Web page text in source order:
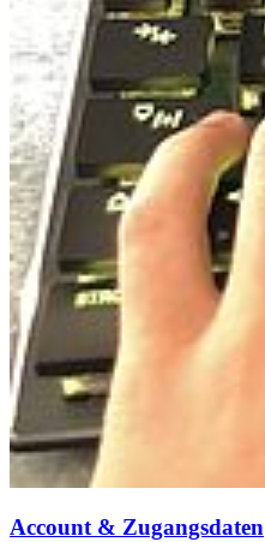
Account & Zugangsdaten